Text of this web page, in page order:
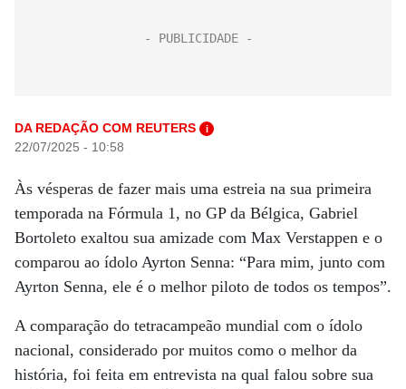
DA REDAÇÃO COM REUTERS i
22/07/2025 - 10:58
Às vésperas de fazer mais uma estreia na sua primeira
temporada na Fórmula 1, no GP da Bélgica, Gabriel
Bortoleto exaltou sua amizade com Max Verstappen e o
comparou ao ídolo Ayrton Senna: “Para mim, junto com
Ayrton Senna, ele é o melhor piloto de todos os tempos”.
A comparação do tetracampeão mundial com o ídolo
nacional, considerado por muitos como o melhor da
história, foi feita em entrevista na qual falou sobre sua